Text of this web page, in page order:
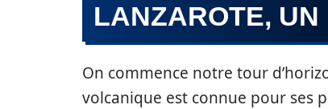
LANZAROTE,
On commence notre tour
volcanique est connue pour ses